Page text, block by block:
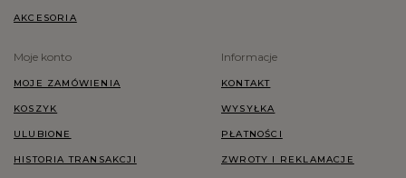
AKCESORIA
Moje konto
MOJE ZAMÓWIENIA
KOSZYK
ULUBIONE
HISTORIA TRANSAKCJI
Informacje
KONTAKT
WYSYŁKA
PŁATNOŚCI
ZWROTY I REKLAMACJE